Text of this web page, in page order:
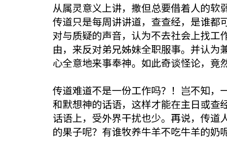
从属灵意义上讲，撒但总要借着人的软
传道只是每周讲讲道，查查经，是谁都
对与质疑的声音，认为不去社会上找
由，来反对弟兄姊妹全职服事。并认
心全意地来事奉神。如此奇谈怪论，
传道难道不是一份工作吗？！岂不知，
和默想神的话语，这样才能在主日或查
话语上，受外界干扰也少。再说，传道
的果子呢？有谁牧养牛羊不吃牛羊的奶